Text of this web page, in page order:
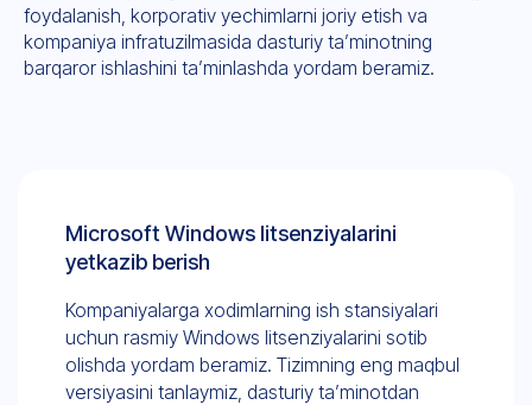
foydalanish, korporativ yechimlarni joriy etish va
kompaniya infratuzilmasida dasturiy ta’minotning
barqaror ishlashini ta’minlashda yordam beramiz.
Microsoft Windows litsenziyalarini
yetkazib berish
Kompaniyalarga xodimlarning ish stansiyalari
uchun rasmiy Windows litsenziyalarini sotib
olishda yordam beramiz. Tizimning eng maqbul
versiyasini tanlaymiz, dasturiy ta’minotdan